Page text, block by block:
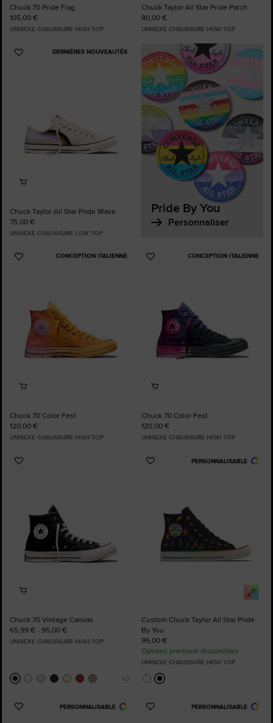
Chuck 70 Pride Flag
105,00 €
UNISEXE CHAUSSURE HIGH TOP
Chuck Taylor All Star Pride Patch
80,00 €
UNISEXE CHAUSSURE HIGH TOP
DERNIÈRES NOUVEAUTÉS
Ajouter
Chuck Taylor All Star Pride Wave
75,00 €
UNISEXE CHAUSSURE LOW TOP
Pride By You
Personnaliser
CONCEPTION ITALIENNE
Ajouter
Chuck 70 Color Fest
120,00 €
UNISEXE CHAUSSURE HIGH TOP
CONCEPTION ITALIENNE
Ajouter
Chuck 70 Color Fest
120,00 €
UNISEXE CHAUSSURE HIGH TOP
Ajouter
Chuck 70 Vintage Canvas
65,99 € - 95,00 €
UNISEXE CHAUSSURE HIGH TOP
PERSONNALISABLE
Ajouter
Custom Chuck Taylor All Star Pride
By You
95,00 €
Options premium disponibles
UNISEXE CHAUSSURE HIGH TOP
PERSONNALISABLE
Ajouter
PERSONNALISABLE
Ajouter